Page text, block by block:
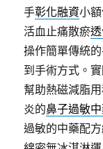
手彰化融資小
活血止痛散瘀
操作簡單傳統
到手術方式。
幫助熱磁減脂
炎的鼻子過敏
過敏的中藥配